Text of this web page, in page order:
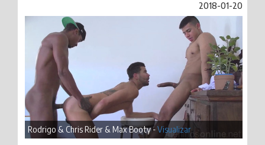
2018-01-20
Rodrigo & Chris Rider & Max Booty -Visualizar